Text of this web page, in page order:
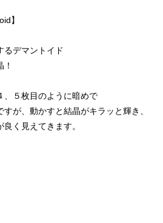
】
るデマントイド
、５枚目のように暗めで
が、動かすと結晶がキラッと輝き、
く見えてきます。